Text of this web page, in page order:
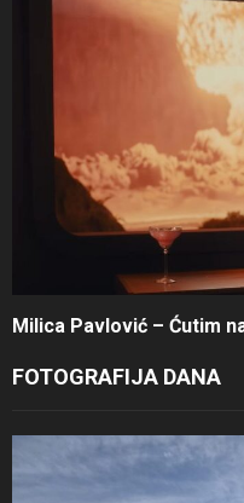
Milica Pavlović – Ćutim
FOTOGRAFIJA DANA